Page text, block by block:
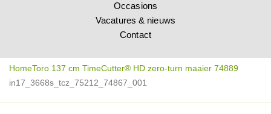
Occasions
Vacatures & nieuws
Contact
HomeToro 137 cm TimeCutter® HD zero-turn maaier 74889
in17_3668s_tcz_75212_74867_001